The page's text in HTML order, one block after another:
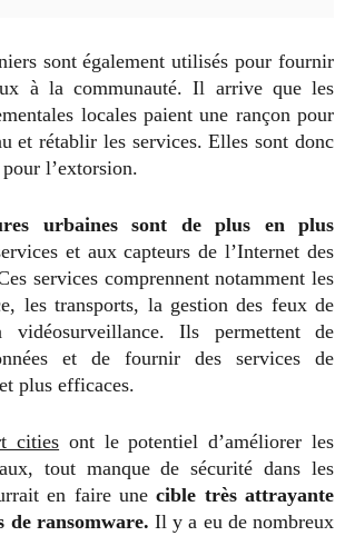
sont également utilisés pour fournir
à la communauté. Il arrive que les
locales paient une rançon pour
et rétablir les services. Elles sont donc
l’extorsion.
urbaines sont de plus en plus
et aux capteurs de l’Internet des
services comprennent notamment les
les transports, la gestion des feux de
Ils permettent de
et de fournir des services de
plus efficaces.
cities ont le potentiel d’améliorer les
tout manque de sécurité dans les
en faire unecible très attrayante
de ransomware. Il y a eu de nombreux